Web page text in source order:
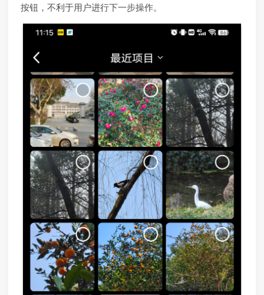
按钮，不利于用户进行下一步操作。